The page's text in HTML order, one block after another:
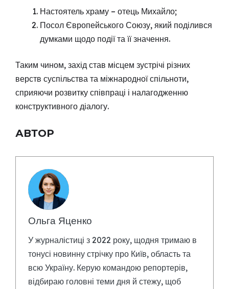
Настоятель храму – отець Михайло;
Посол Європейського Союзу, який поділився
думками щодо події та її значення.
Таким чином, захід став місцем зустрічі різних
верств суспільства та міжнародної спільноти,
сприяючи розвитку співпраці і налагодженню
конструктивного діалогу.
АВТОР
Ольга Яценко
У журналістиці з 2022 року, щодня тримаю в
тонусі новинну стрічку про Київ, область та
всю Україну. Керую командою репортерів,
відбираю головні теми дня й стежу, щоб